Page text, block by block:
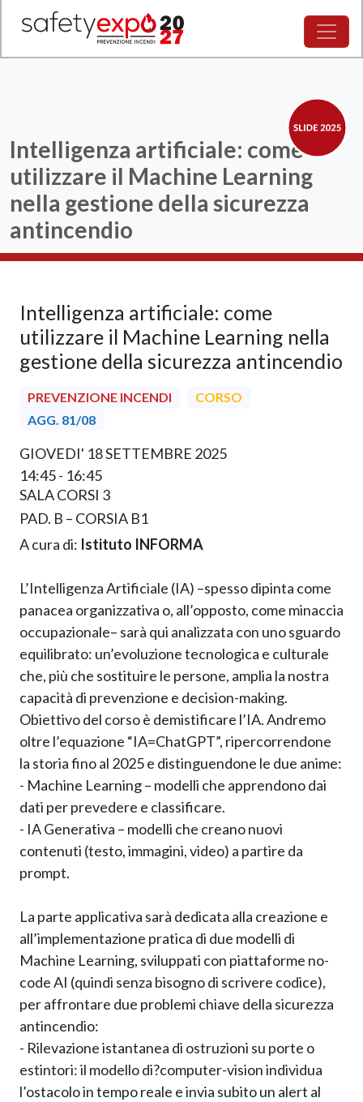
Intelligenza artificiale: come
utilizzare il Machine Learning
nella gestione della sicurezza
antincendio
Intelligenza artificiale: come
utilizzare il Machine Learning nella
gestione della sicurezza antincendio
PREVENZIONE INCENDI
CORSO
AGG. 81/08
GIOVEDI' 18 SETTEMBRE 2025
14:45 - 16:45
SALA CORSI 3
PAD. B – CORSIA B1
A cura di: Istituto INFORMA
L’Intelligenza Artificiale (IA) –spesso dipinta come
panacea organizzativa o, all’opposto, come minaccia
occupazionale– sarà qui analizzata con uno sguardo
equilibrato: un’evoluzione tecnologica e culturale
che, più che sostituire le persone, amplia la nostra
capacità di prevenzione e decision-making.
Obiettivo del corso è demistificare l’IA. Andremo
oltre l’equazione “IA=ChatGPT”, ripercorrendone
la storia fino al 2025 e distinguendone le due anime:
- Machine Learning – modelli che apprendono dai
dati per prevedere e classificare.
- IA Generativa – modelli che creano nuovi
contenuti (testo, immagini, video) a partire da
prompt.
La parte applicativa sarà dedicata alla creazione e
all’implementazione pratica di due modelli di
Machine Learning, sviluppati con piattaforme no-
code AI (quindi senza bisogno di scrivere codice),
per affrontare due problemi chiave della sicurezza
antincendio:
- Rilevazione istantanea di ostruzioni su porte o
estintori: il modello di?computer-vision individua
l’ostacolo in tempo reale e invia subito un alert al